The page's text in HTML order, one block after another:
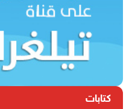
كتابات